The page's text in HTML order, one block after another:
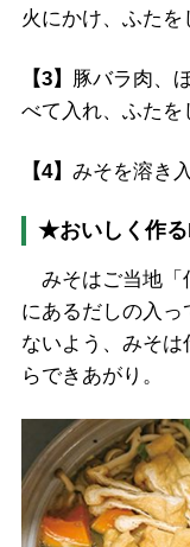
火にかけ、ふたを
【3】 豚バラ肉、
べて入れ、ふたを
【4】 みそを溶き
★おいしく作る
みそはご当地「
にあるだしの入
ないよう、みそ
らできあがり。